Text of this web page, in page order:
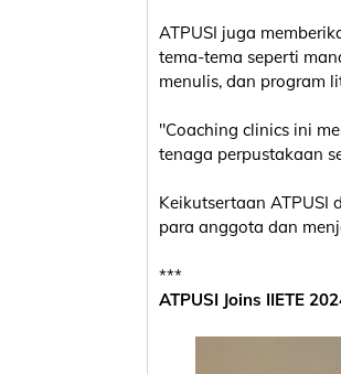
ATPUSI juga
tema-tema seperti
menulis, dan program
"Coaching clinics ini
tenaga perpustakaan
Keikutsertaan
para anggota dan
***
ATPUSI Joins IIETE